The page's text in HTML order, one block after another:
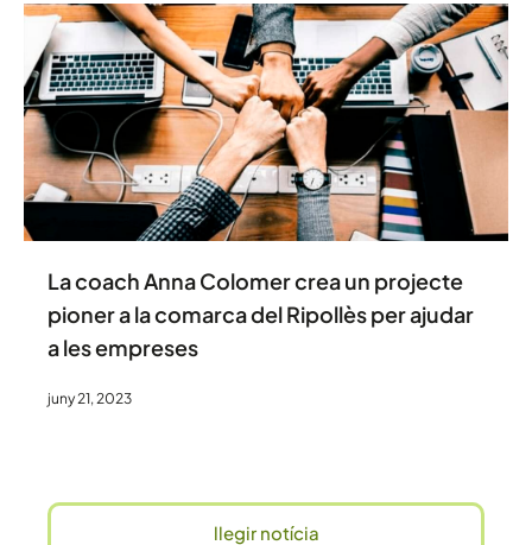
La coach Anna Colomer crea un projecte
pioner a la comarca del Ripollès per ajudar
a les empreses
juny 21, 2023
llegir notícia